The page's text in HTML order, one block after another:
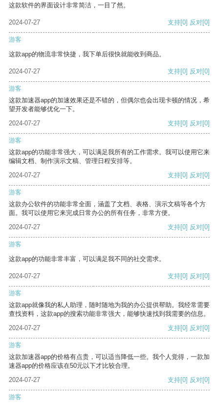
这款软件的界面设计非常简洁，一目了然。
2024-07-27 支持[0] 反对[0]
游客
这款app的物流非常快捷，我下单后很快就能收到商品。
2024-07-27 支持[0] 反对[0]
游客
这款加速器app的加速效果还是不错的，但偶尔也会出现卡顿的情况，希
望开发者能够优化一下。
2024-07-27
支持[0] 反对[0]
游客
这款app的功能非常强大，可以满足我所有的工作需求。我可以使用它来
编辑文档、制作演示文稿、管理日程安排等。
2024-07-27
支持[0] 反对[0]
游客
这款办公软件的功能非常全面，涵盖了文档、表格、演示文稿等各个方
面。我可以使用它来完成日常办公的所有任务，非常方便。
2024-07-27
支持[0] 反对[0]
游客
这款app的功能非常丰富，可以满足我不同的社交需求。
2024-07-27 支持[0] 反对[0]
游客
这款app就像我的私人助理，随时随地为我的办公提供帮助。我经常需要
查找资料，这款app的搜索功能非常强大，能够快速找到我需要的信息。
2024-07-27
支持[0] 反对[0]
游客
这款加速器app的价格有点贵，可以适当降低一些。我个人觉得，一款加
速器app的价格应该在50元以下才比较合理。
2024-07-27
支持[0] 反对[0]
游客